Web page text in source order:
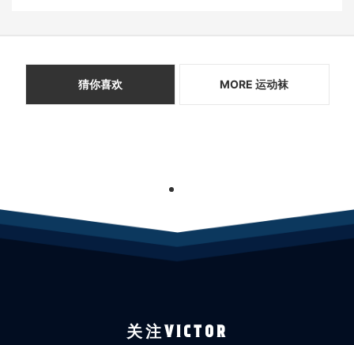
猜你喜欢 MORE 运动袜
1
关注VICTOR